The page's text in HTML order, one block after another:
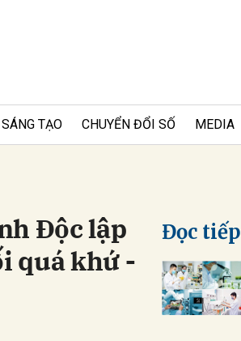
TẠO CHUYỂN ĐỔI SỐ MEDIA
Độc lập
quá khứ -
Đọc tiếp
Gửi